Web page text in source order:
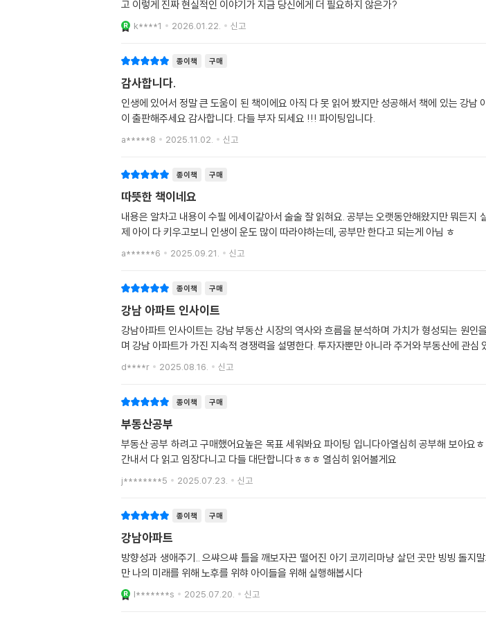
고 이렇게 진짜 현실적인 이야기가 지금 당신에게 더 필요하지 않은가?
k****1 2026.01.22. 신고
종이책 구매
감사합니다.
인생에 있어서 정말 큰 도움이 된 책이에요 아직 다 못 읽어 봤지만 성공해서 책에 있는 강
이 출판해주세요 감사합니다. 다들 부자 되세요 !!! 파이팅입니다.
a*****8 2025.11.02. 신고
종이책 구매
따뜻한 책이네요
내용은 알차고 내용이 수필 에세이같아서 술술 잘 읽혀요. 공부는 오랫동안해왔지만 뭐든
제 아이 다 키우고보니 인생이 운도 많이 따라야하는데, 공부만 한다고 되는게 아님 ㅎ
a******6 2025.09.21. 신고
종이책 구매
강남 아파트 인사이트
강남아파트 인사이트는 강남 부동산 시장의 역사와 흐름을 분석하며 가치가 형성되는 원
며 강남 아파트가 가진 지속적 경쟁력을 설명한다. 투자자뿐만 아니라 주거와 부동산에 관심
d****r 2025.08.16. 신고
종이책 구매
부동산공부
부동산 공부 하려고 구매했어요높은 목표 세워봐요 파이팅 입니다아열심히 공부해 보아요
간내서 다 읽고 임장다니고 다들 대단합니다ㅎㅎㅎ 열심히 읽어볼게요
j********5 2025.07.23. 신고
종이책 구매
강남아파트
방향성과 생애주기.. 으쌰으쌰 틀을 깨보자끈 떨어진 아기 코끼리마냥 살던 곳만 빙빙 돌
만 나의 미래를 위해 노후를 위햐 아이들을 위해 실행해봅시다
l*******s 2025.07.20. 신고